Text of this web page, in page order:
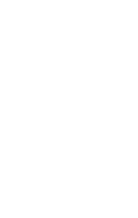
2 BOJA...